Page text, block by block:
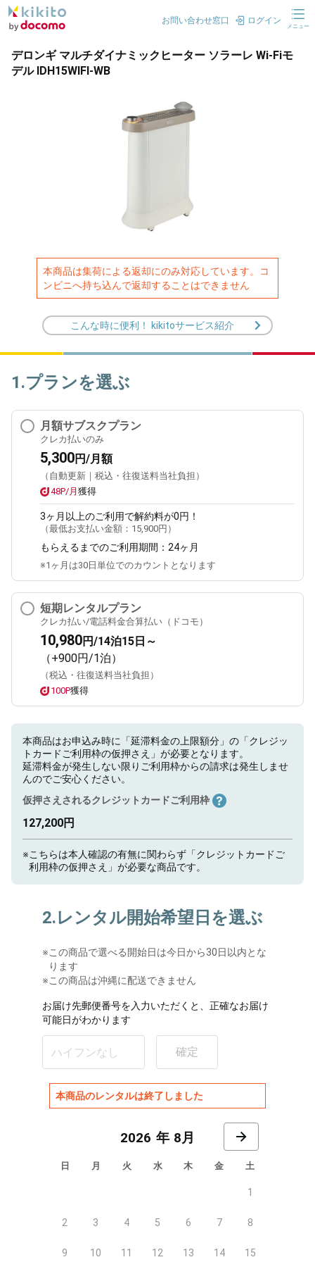
お問い合わせ窓口 ログイン
メニュー
デロンギ マルチダイナミックヒーター ソラーレ Wi-Fiモ
デル IDH15WIFI-WB
本商品は集荷による返却にのみ対応しています。コ
ンビニへ持ち込んで返却することはできません
こんな時に便利！ kikitoサービス紹介
1.プランを選ぶ
月額サブスクプラン
クレカ払いのみ
5,300円/月額
（自動更新｜税込・往復送料当社負担）
48P/月 獲得
3ヶ月 以上のご利用で解約料が0円！
（最低お支払い金額： 15,900円 ）
もらえるまでのご利用期間： 24ヶ月
※1ヶ月は30日単位でのカウントとなります
短期レンタルプラン
クレカ払い/電話料金合算払い（ドコモ）
10,980円/14泊15日～
（+900円/1泊）
（税込・往復送料当社負担）
100P獲得
本商品はお申込み時に「延滞料金の上限額分」の「クレジッ
トカードご利用枠の仮押さえ」が必要となります。
延滞料金が発生しない限りご利用枠からの請求は発生しませ
んのでご安心ください。
仮押さえされるクレジットカードご利用枠
127,200円
※こちらは本人確認の有無に関わらず「クレジットカードご
利用枠の仮押さえ」が必要な商品です。
2.レンタル開始希望日を選ぶ
※この商品で選べる開始日は今日から30日以内とな
ります
※この商品は沖縄に配送できません
お届け先郵便番号を入力いただくと、正確なお届け
可能日がわかります
確定
本商品のレンタルは終了しました
8月
日 月 火 水 木 金 土
1
2 3 4 5 6 7 8
9 10 11 12 13 14 15